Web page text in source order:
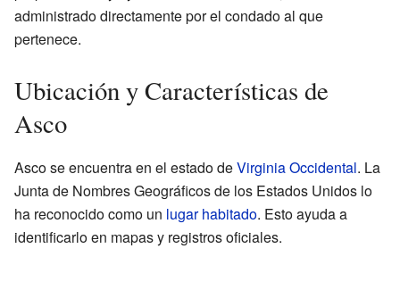
administrado directamente por el condado al que
pertenece.
Ubicación y Características de
Asco
Asco se encuentra en el estado deVirginia Occidental. La
Junta de Nombres Geográficos de los Estados Unidos lo
ha reconocido como un lugar habitado. Esto ayuda a
identificarlo en mapas y registros oficiales.